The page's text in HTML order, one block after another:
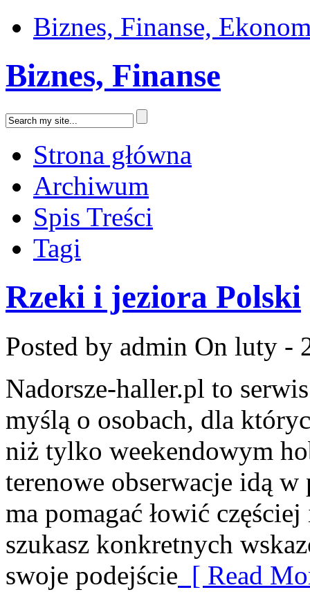
Biznes, Finanse,
Biznes, Finanse
Strona główna
Archiwum
Spis Treści
Tagi
Rzeki i jeziora Polski
Posted by admin On luty -
Nadorsze-haller.pl to
myślą o osobach, dla
niż tylko weekendowym
terenowe obserwacje idą
ma pomagać łowić
szukasz konkretnych
swoje podejście [ Read